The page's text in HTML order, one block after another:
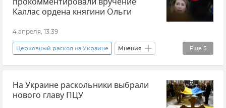
В мире
Новости
Каллас ордена княгини Ольги
4 апреля, 13:39
Еще 5
Церковный раскол на Украине Мнения
Мария Захарова
Министерство иностранных дел РФ (МИД РФ)
На Украине раскольники выбрали
нового главу ПЦУ